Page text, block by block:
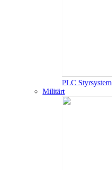
PLC Styrsystem
Militärt